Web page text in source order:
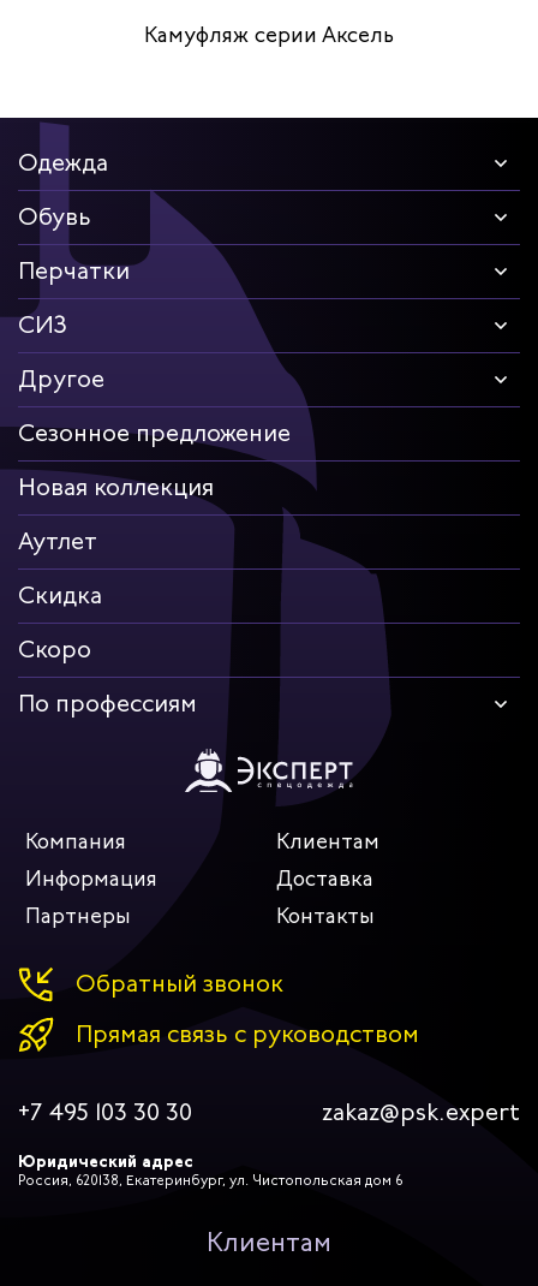
Камуфляж серии Аксель
Одежда
Обувь
Перчатки
СИЗ
Другое
Сезонное предложение
Новая коллекция
Аутлет
Скидка
Скоро
По профессиям
Компания
Клиентам
Информация
Доставка
Партнеры
Контакты
Обратный звонок
Прямая связь с руководством
+7 495 103 30 30 zakaz@psk.expert
Юридический адрес
Россия, 620138, Екатеринбург, ул. Чистопольская дом 6
Клиентам